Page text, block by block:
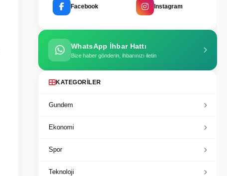
Facebook Instagram
WhatsApp İhbar Hattı
Bize haber gönderin, ihbarınızı iletin
KATEGORILER
Gundem
Ekonomi
Spor
Teknoloji